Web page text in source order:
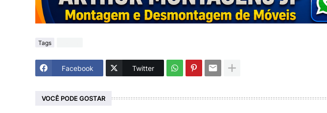
Tags
Facebook Twitter
VOCÊ PODE GOSTAR